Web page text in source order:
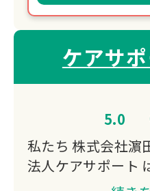
ケアサ
5.0
私たち 株式会社濵
法人ケアサポート
い、暮らしに寄り